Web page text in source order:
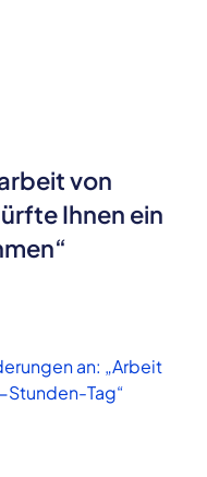
von
Ihnen ein